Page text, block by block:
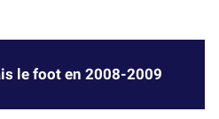
le foot en 2008-2009